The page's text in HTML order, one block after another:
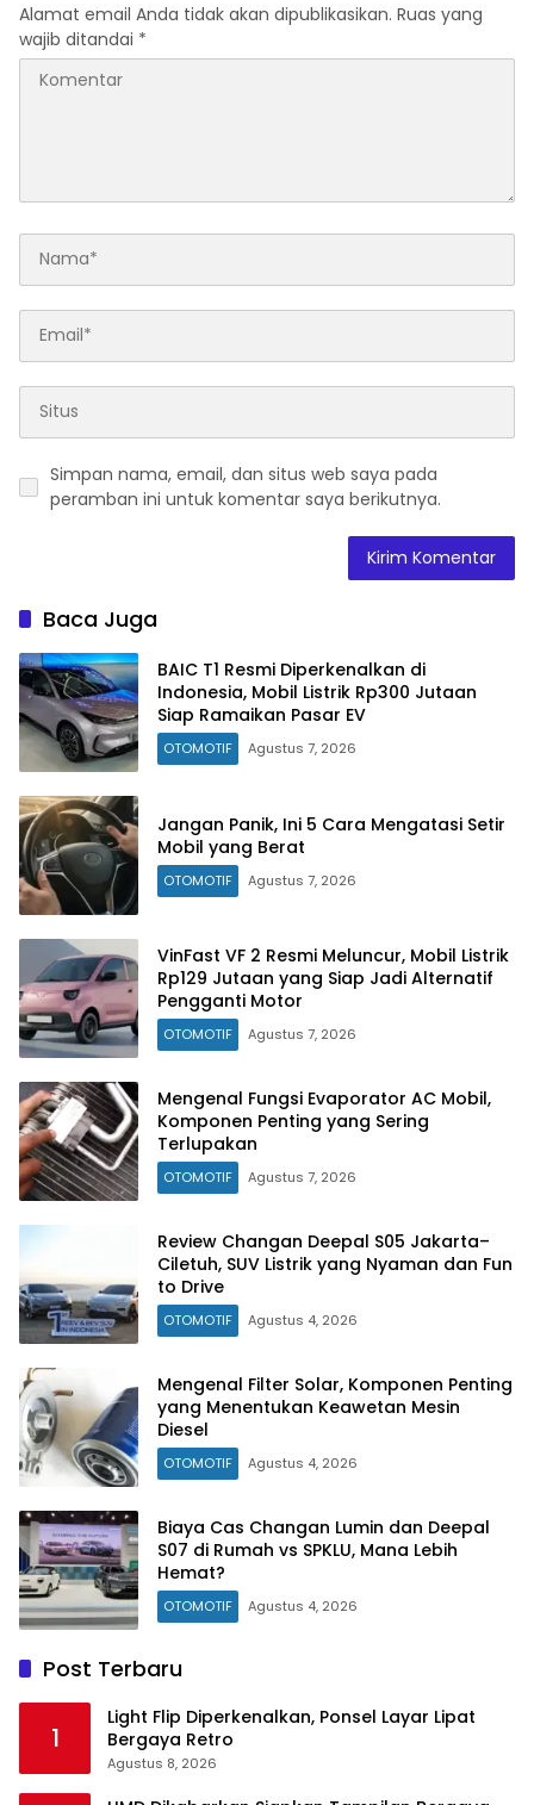
Alamat email Anda tidak akan dipublikasikan. Ruas yang
wajib ditandai *
Simpan nama, email, dan situs web saya pada
peramban ini untuk komentar saya berikutnya.
Baca Juga
BAIC T1 Resmi Diperkenalkan di
Indonesia, Mobil Listrik Rp300 Jutaan
Siap Ramaikan Pasar EV
OTOMOTIF Agustus 7, 2026
Jangan Panik, Ini 5 Cara Mengatasi Setir
Mobil yang Berat
OTOMOTIF Agustus 7, 2026
VinFast VF 2 Resmi Meluncur, Mobil Listrik
Rp129 Jutaan yang Siap Jadi Alternatif
Pengganti Motor
OTOMOTIF Agustus 7, 2026
Mengenal Fungsi Evaporator AC Mobil,
Komponen Penting yang Sering
Terlupakan
OTOMOTIF Agustus 7, 2026
Review Changan Deepal S05 Jakarta–
Ciletuh, SUV Listrik yang Nyaman dan Fun
to Drive
OTOMOTIF Agustus 4, 2026
Mengenal Filter Solar, Komponen Penting
yang Menentukan Keawetan Mesin
Diesel
OTOMOTIF Agustus 4, 2026
Biaya Cas Changan Lumin dan Deepal
S07 di Rumah vs SPKLU, Mana Lebih
Hemat?
OTOMOTIF Agustus 4, 2026
Post Terbaru
1
Light Flip Diperkenalkan, Ponsel Layar Lipat
Bergaya Retro
Agustus 8, 2026